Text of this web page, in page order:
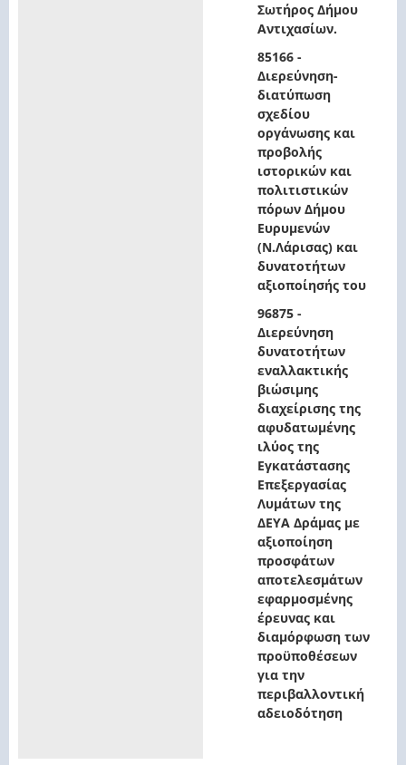
Σωτήρος Δήμου
Αντιχασίων.
85166 -
Διερεύνηση-
διατύπωση
σχεδίου
οργάνωσης και
προβολής
ιστορικών και
πολιτιστικών
πόρων Δήμου
Ευρυμενών
(Ν.Λάρισας) και
δυνατοτήτων
αξιοποίησής του
96875 -
Διερεύνηση
δυνατοτήτων
εναλλακτικής
βιώσιμης
διαχείρισης της
αφυδατωμένης
ιλύος της
Εγκατάστασης
Επεξεργασίας
Λυμάτων της
ΔΕΥΑ Δράμας με
αξιοποίηση
προσφάτων
αποτελεσμάτων
εφαρμοσμένης
έρευνας και
διαμόρφωση των
προϋποθέσεων
για την
περιβαλλοντική
αδειοδότηση